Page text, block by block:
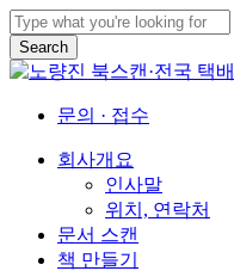
Skip
to
main
content
Search
Close
문의 · 접수
Menu
회사개요
인사말
위치, 연락처
문서 스캔
책 만들기